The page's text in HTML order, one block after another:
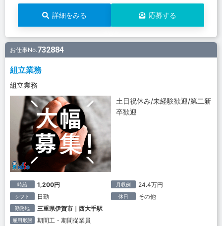
詳細をみる 応募する
お仕事No.732884
組立業務
組立業務
土日祝休み/未経験歓迎/第二新
卒歓迎
時給 1,200円 月収例 24.4万円
シフト 日勤 休日 その他
勤務地 三重県伊賀市｜西大手駅
雇用形態 期間工・期間従業員